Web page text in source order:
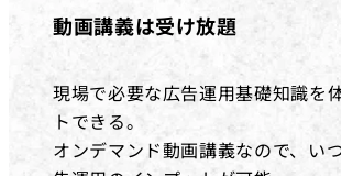
動画講義は受け放題
現場で必要な広告運用基礎知識を
トできる。
オンデマンド動画講義なので、い